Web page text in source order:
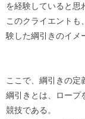
を経験していると思
このクライエントも
験した綱引きのイメ
ここで、綱引きの定
綱引きとは、ロープ
競技である。